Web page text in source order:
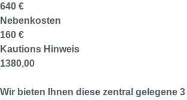
640 €
Nebenkosten
160 €
Kautions Hinweis
1380,00
Wir bieten Ihnen diese zentral gelegene